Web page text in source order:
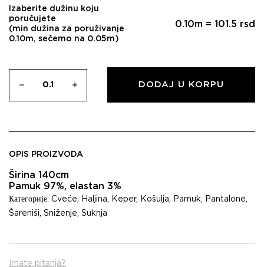
Izaberite dužinu koju
poručujete
(min dužina za poruživanje
0.10m, sečemo na 0.05m)
0.10m = 101.5 rsd
DODAJ U KORPU
OPIS PROIZVODA
Širina 140cm
Pamuk 97%, elastan 3%
Категорије: Cveće, Haljina, Keper, Košulja, Pamuk, Pantalone,
Šareniši, Sniženje, Suknja
Imate pitanja?